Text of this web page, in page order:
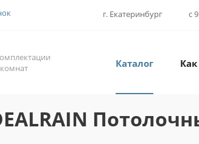
г. Екатеринбург с
Каталог